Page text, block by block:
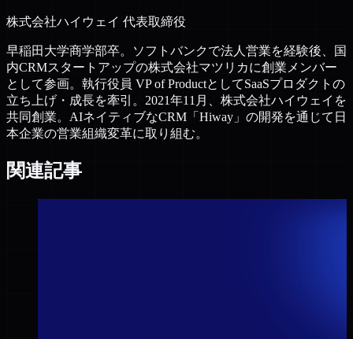
株式会社ハイウェイ 代表取締役
早稲田大学商学部卒。ソフトバンクで法人営業を経験後、国
内CRMスタートアップの株式会社マツリカに創業メンバー
として参画。執行役員 VP of ProductとしてSaaSプロダクトの
立ち上げ・成長を牽引。2021年11月、株式会社ハイウェイを
共同創業。AIネイティブなCRM「Hiway」の開発を通じて日
本企業の営業組織変革に取り組む。
関連記事